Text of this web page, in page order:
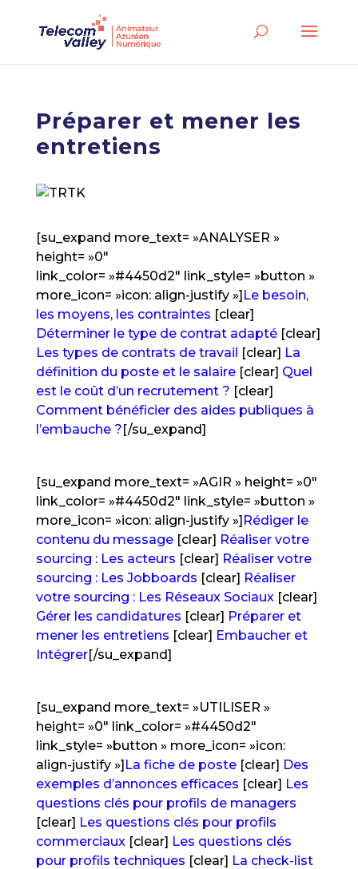
Préparer et mener les
entretiens
[su_expand more_text= »ANALYSER »
height= »0″
link_color= »#4450d2″ link_style= »button »
more_icon= »icon: align-justify »]Le besoin,
les moyens, les contraintes [clear]
Déterminer le type de contrat adapté[clear]
Les types de contrats de travail [clear] La
définition du poste et le salaire[clear] Quel
est le coût d’un recrutement ? [clear]
Comment bénéficier des aides publiques à
l’embauche ?[/su_expand]
[su_expand more_text= »AGIR » height= »0″
link_color= »#4450d2″ link_style= »button »
more_icon= »icon: align-justify »]Rédiger le
contenu du message[clear] Réaliser votre
sourcing : Les acteurs [clear] Réaliser votre
sourcing : Les Jobboards [clear] Réaliser
votre sourcing : Les Réseaux Sociaux[clear]
Gérer les candidatures [clear] Préparer et
mener les entretiens [clear] Embaucher et
Intégrer[/su_expand]
[su_expand more_text= »UTILISER »
height= »0″ link_color= »#4450d2″
link_style= »button » more_icon= »icon:
align-justify »]La fiche de poste[clear] Des
exemples d’annonces efficaces [clear] Les
questions clés pour profils de managers
[clear] Les questions clés pour profils
commerciaux[clear] Les questions clés
pour profils techniques [clear] La check-list